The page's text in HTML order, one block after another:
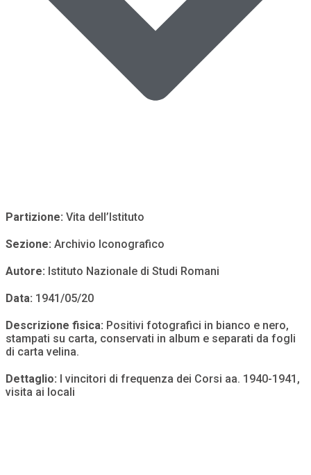
Partizione: Vita dell’Istituto
Sezione: Archivio Iconografico
Autore: Istituto Nazionale di Studi Romani
Data: 1941/05/20
Descrizione fisica: Positivi fotografici in bianco e nero,
stampati su carta, conservati in album e separati da fogli
di carta velina.
Dettaglio: I vincitori di frequenza dei Corsi aa. 1940-1941,
visita ai locali